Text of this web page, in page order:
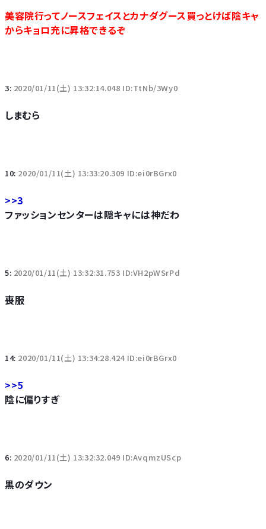
美容院行ってノースフェイスとカナダグース買っとけば陰キャ
からキョロ充に昇格できるぞ
3: 2020/01/11(土) 13:32:14.048 ID:TtNb/3Wy0
しまむら
10: 2020/01/11(土) 13:33:20.309 ID:ei0rBGrx0
>>3
ファッションセンターは隠キャには神だわ
5: 2020/01/11(土) 13:32:31.753 ID:VH2pWSrPd
喪服
14: 2020/01/11(土) 13:34:28.424 ID:ei0rBGrx0
>>5
陰に偏りすぎ
6: 2020/01/11(土) 13:32:32.049 ID:AvqmzUScp
黒のダウン